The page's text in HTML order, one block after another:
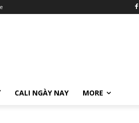
CALI NGÀY NAY MORE